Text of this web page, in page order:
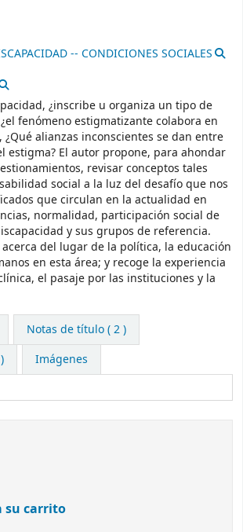
-- CONDICIONES SOCIALES
¿inscribe u organiza un tipo de
fenómeno estigmatizante colabora en
¿Qué alianzas inconscientes se dan entre
estigma? El autor propone, para ahondar
revisar conceptos tales
social a la luz del desafío que nos
que circulan en la actualidad en
normalidad, participación social de
y sus grupos de referencia.
del lugar de la política, la educación
en esta área; y recoge la experiencia
el pasaje por las instituciones y la
Notas de título ( 2 )
Imágenes
su carrito